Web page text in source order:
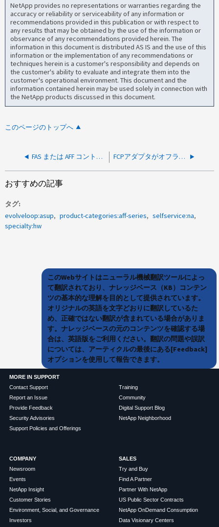
NetApp provides no representations or warranties regarding the
accuracy or reliability or serviceability of any information or
recommendations provided in this publication or with respect to
any results that may be obtained by the use of the information or
observance of any recommendations provided herein. The
information in this document is distributed AS IS and the use of this
information or the implementation of any recommendations or
techniques herein is a customer's responsibility and depends on
the customer's ability to evaluate and integrate them into the
customer's operational environment. This document and the
information contained herein may be used solely in connection with
the NetApp products discussed in this document.
このページのトップへ
FAS または AFF コントローラが「 detected nonencrypting drive or non-fips certified drive xx.x 」というエラーで起動しない FCPアダプタがオフラインです。システムが原因で拡張ステータスアダプタが停止しています
おすすめの記事
タグ
evolveloop:asup
product-categories:aff-series
selfservice:na
specialty:hw
このWebサイトはニューラル機械翻訳ツールによっ
て翻訳されており、ナレッジベース（KB）コンテン
ツの基本的な理解を目的として提供されています。
オリジナルの英語を文字どおりに翻訳しているた
め、正確ではない翻訳が含まれている場合がありま
す。ナレッジベースの元のコンテンツを確認する場
合は、英語版をご利用ください。翻訳の問題や誤訳
については、アーティクルの最後にある[Feedback]
オプションを使用して報告できます。
MORE IN SUPPORT
Contact Support
Report an Issue
Provide Feedback
Security Advisories
Support Policies and Offerings
Training
Community
Digital Support Blog
NetApp Neighborhood
COMPANY
Newsroom
Events
NetApp Insight
Customer Stories
Environment, Social, and Governance
Investors
SALES
Try and Buy
Find A Partner
Partner With NetApp
US Public Sector Contracts
NetApp OnDemand Consumption
Data Visionary Centers